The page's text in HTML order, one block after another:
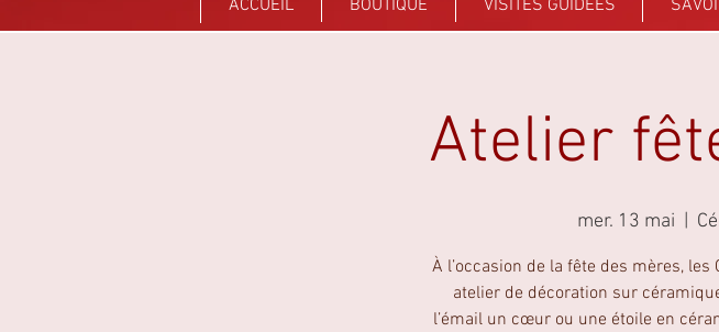
ACCUEIL BOUTIQUE VISITES GUIDÉES
Atelier
mer. 13 mai
À l’occasion de la fête des mères,
atelier de décoration sur
l’émail un cœur ou une étoile en